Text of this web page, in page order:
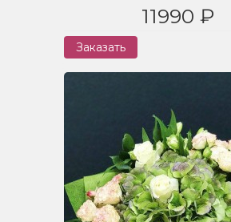
11990 ₽
Заказать